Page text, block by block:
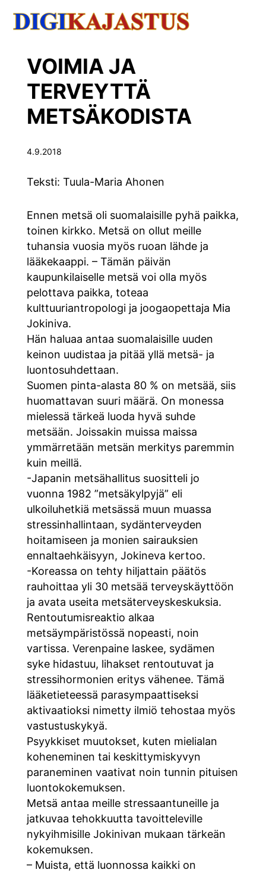
VOIMIA JA
TERVEYTTÄ
METSÄKODISTA
4.9.2018
Teksti: Tuula-Maria Ahonen
Ennen metsä oli suomalaisille pyhä paikka,
toinen kirkko. Metsä on ollut meille
tuhansia vuosia myös ruoan lähde ja
lääkekaappi. – Tämän päivän
kaupunkilaiselle metsä voi olla myös
pelottava paikka, toteaa
kulttuuriantropologi ja joogaopettaja Mia
Jokiniva.
Hän haluaa antaa suomalaisille uuden
keinon uudistaa ja pitää yllä metsä- ja
luontosuhdettaan.
Suomen pinta-alasta 80 % on metsää, siis
huomattavan suuri määrä. On monessa
mielessä tärkeä luoda hyvä suhde
metsään. Joissakin muissa maissa
ymmärretään metsän merkitys paremmin
kuin meillä.
-Japanin metsähallitus suositteli jo
vuonna 1982 ”metsäkylpyjä” eli
ulkoiluhetkiä metsässä muun muassa
stressinhallintaan, sydänterveyden
hoitamiseen ja monien sairauksien
ennaltaehkäisyyn, Jokineva kertoo.
-Koreassa on tehty hiljattain päätös
rauhoittaa yli 30 metsää terveyskäyttöön
ja avata useita metsäterveyskeskuksia.
Rentoutumisreaktio alkaa
metsäympäristössä nopeasti, noin
vartissa. Verenpaine laskee, sydämen
syke hidastuu, lihakset rentoutuvat ja
stressihormonien eritys vähenee. Tämä
lääketieteessä parasympaattiseksi
aktivaatioksi nimetty ilmiö tehostaa myös
vastustuskykyä.
Psyykkiset muutokset, kuten mielialan
koheneminen tai keskittymiskyvyn
paraneminen vaativat noin tunnin pituisen
luontokokemuksen.
Metsä antaa meille stressaantuneille ja
jatkuvaa tehokkuutta tavoitteleville
nykyihmisille Jokinivan mukaan tärkeän
kokemuksen.
– Muista, että luonnossa kaikki on